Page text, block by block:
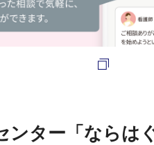
ンター「ならは